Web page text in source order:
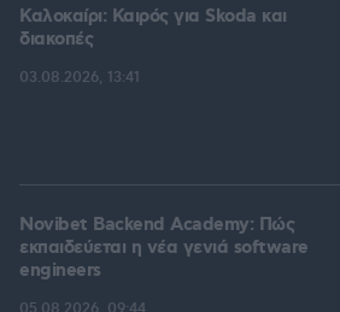
Καλοκαίρι: Καιρός για Skoda και
διακοπές
03.08.2026, 13:41
Novibet Backend Academy: Πώς
εκπαιδεύεται η νέα γενιά software
engineers